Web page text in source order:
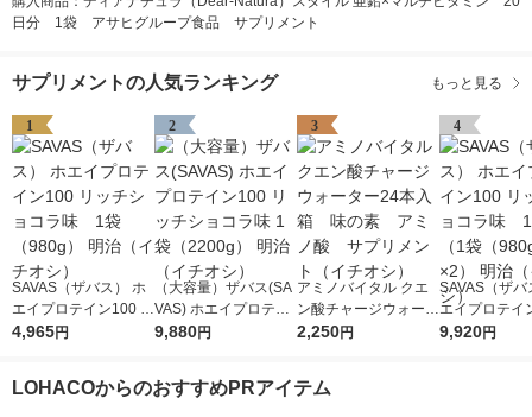
日分 1袋 アサヒグループ食品 サプリメント
サプリメントの人気ランキング もっと見る
1
SAVAS（ザバス） ホ
エイプロテイン100 リ
ッチショコラ味 1袋
4,965円
2
（大容量）ザバス(SA
VAS) ホエイプロテイ
ン100 リッチショコラ
9,880円
3
アミノバイタル クエ
ン酸チャージウォータ
ー24本入箱 味の
2,250円
4
SAVAS（ザバ
エイプロテイ
ッチショコ
9,920円
LOHACOからのおすすめPRアイテム